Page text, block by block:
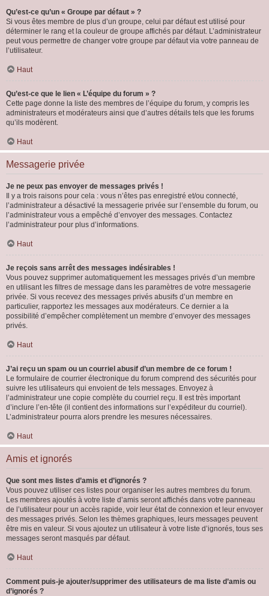
Qu’est-ce qu’un « Groupe par défaut » ?
Si vous êtes membre de plus d’un groupe, celui par défaut est utilisé pour
déterminer le rang et la couleur de groupe affichés par défaut. L’administrateur
peut vous permettre de changer votre groupe par défaut via votre panneau de
l’utilisateur.
Haut
Qu’est-ce que le lien « L’équipe du forum » ?
Cette page donne la liste des membres de l’équipe du forum, y compris les
administrateurs et modérateurs ainsi que d’autres détails tels que les forums
qu’ils modèrent.
Haut
Messagerie privée
Je ne peux pas envoyer de messages privés !
Il y a trois raisons pour cela : vous n’êtes pas enregistré et/ou connecté,
l’administrateur a désactivé la messagerie privée sur l’ensemble du forum, ou
l’administrateur vous a empêché d’envoyer des messages. Contactez
l’administrateur pour plus d’informations.
Haut
Je reçois sans arrêt des messages indésirables !
Vous pouvez supprimer automatiquement les messages privés d’un membre
en utilisant les filtres de message dans les paramètres de votre messagerie
privée. Si vous recevez des messages privés abusifs d’un membre en
particulier, rapportez les messages aux modérateurs. Ce dernier a la
possibilité d’empêcher complètement un membre d’envoyer des messages
privés.
Haut
J’ai reçu un spam ou un courriel abusif d’un membre de ce forum !
Le formulaire de courrier électronique du forum comprend des sécurités pour
suivre les utilisateurs qui envoient de tels messages. Envoyez à
l’administrateur une copie complète du courriel reçu. Il est très important
d’inclure l’en-tête (il contient des informations sur l’expéditeur du courriel).
L’administrateur pourra alors prendre les mesures nécessaires.
Haut
Amis et ignorés
Que sont mes listes d’amis et d’ignorés ?
Vous pouvez utiliser ces listes pour organiser les autres membres du forum.
Les membres ajoutés à votre liste d’amis seront affichés dans votre panneau
de l’utilisateur pour un accès rapide, voir leur état de connexion et leur envoyer
des messages privés. Selon les thèmes graphiques, leurs messages peuvent
être mis en valeur. Si vous ajoutez un utilisateur à votre liste d’ignorés, tous ses
messages seront masqués par défaut.
Haut
Comment puis-je ajouter/supprimer des utilisateurs de ma liste d’amis ou
d’ignorés ?